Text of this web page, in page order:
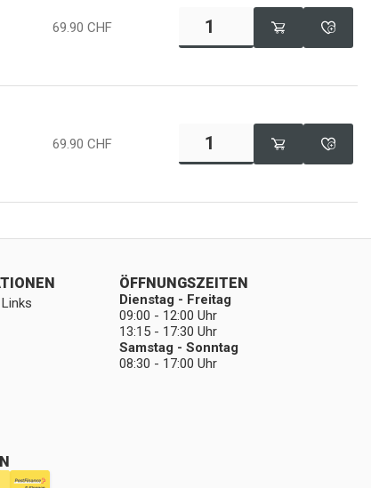
69.90 CHF
69.90 CHF
ÖFFNUNGSZEITEN
Dienstag - Freitag
09:00 - 12:00 Uhr
13:15 - 17:30 Uhr
Samstag - Sonntag
08:30 - 17:00 Uhr